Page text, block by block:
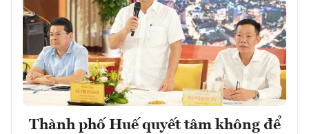
Thành phố Huế quyết tâm không để